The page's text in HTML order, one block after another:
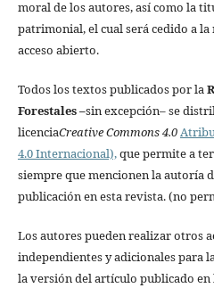
moral de los autores, así como la
patrimonial, el cual será cedido a
acceso abierto.
Todos los textos publicados por la
Forestales–sin excepción– se
licenciaCreative Commons 4.0
4.0 Internacional),que permite a
siempre que mencionen la autoría
publicación en esta revista. (no
Los autores pueden realizar otros
independientes y adicionales para
la versión del artículo publicado en